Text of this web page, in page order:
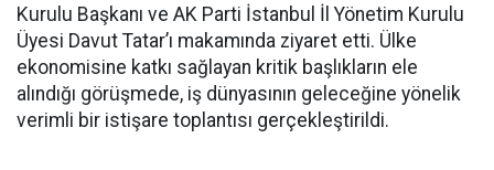
Kurulu Başkanı ve AK Parti İstanbul İl Yönetim Kurulu
Üyesi Davut Tatar’ı makamında ziyaret etti. Ülke
ekonomisine katkı sağlayan kritik başlıkların ele
alındığı görüşmede, iş dünyasının geleceğine yönelik
verimli bir istişare toplantısı gerçekleştirildi.